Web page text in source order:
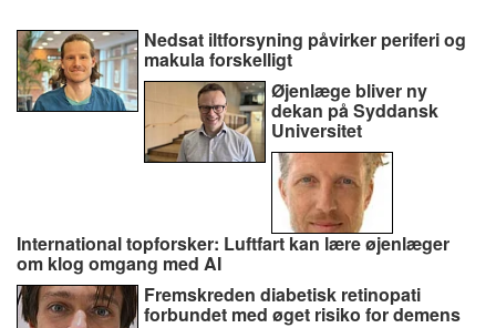
Nedsat iltforsyning påvirker periferi og
makula forskelligt
Øjenlæge bliver ny
dekan på Syddansk
Universitet
International topforsker: Luftfart kan lære øjenlæger
om klog omgang med AI
Fremskreden diabetisk retinopati
forbundet med øget risiko for demens